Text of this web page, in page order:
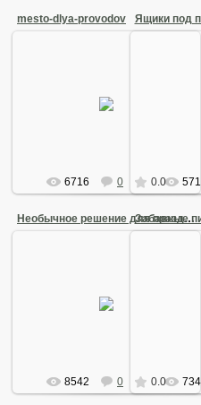
mesto-dlya-provodov
вечно запутывающихся проводов
для бесчисленного количества
6716 0 0.0
Ящики под
Необычное решение для праздника
- прикрепить фотографии к
8542 0 0.0